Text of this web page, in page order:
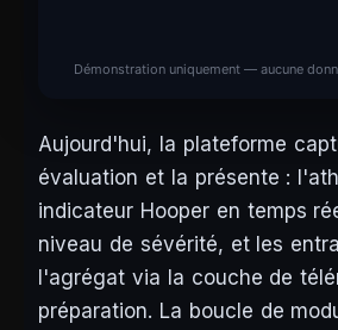
Démonstration uniquement — aucune
Aujourd'hui, la plateforme
évaluation et la présente :
indicateur Hooper en temps
niveau de sévérité, et les
l'agrégat via la couche de
préparation. La boucle de